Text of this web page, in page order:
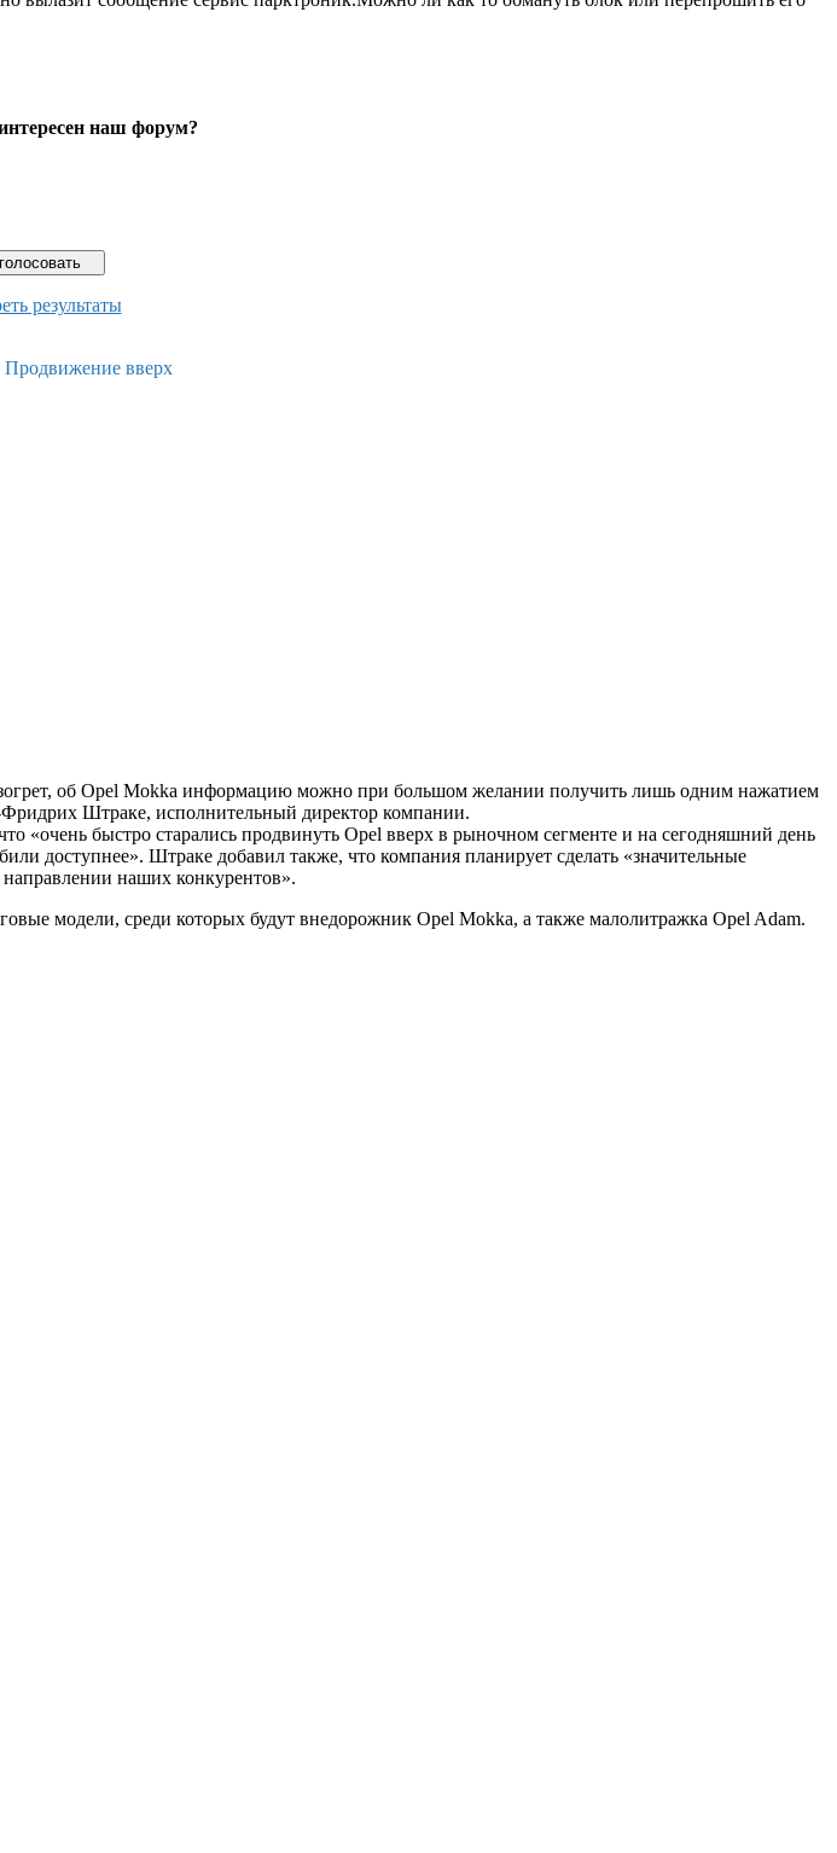
наш форум?
результаты
Продвижение вверх
об Opel Mokka информацию можно при большом желании получить лишь одним нажатием
Штраке, исполнительный директор компании.
«очень быстро старались продвинуть Opel вверх в рыночном сегменте и на сегодняшний день
доступнее». Штраке добавил также, что компания планирует сделать «значительные
наших конкурентов».
модели, среди которых будут внедорожник Opel Mokka, а также малолитражка Opel Adam.